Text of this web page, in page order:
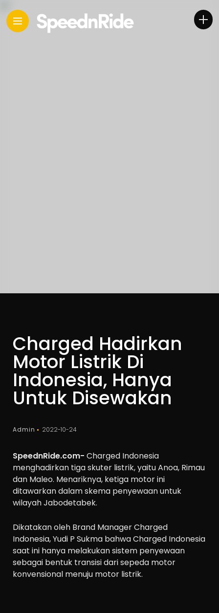
Charged Hadirkan
Motor Listrik Di
Indonesia, Hanya
Untuk Disewakan
Admin 2022-10-24
SpeednRide.com- Charged Indonesia
menghadirkan tiga skuter listrik, yaitu Anoa, Rimau
dan Maleo. Menariknya, ketiga motor ini
ditawarkan dalam skema penyewaan untuk
wilayah Jabodetabek.
Dikatakan oleh Brand Manager Charged
Indonesia, Yudi P Sukma bahwa Charged Indonesia
saat ini hanya melakukan sistem penyewaan
sebagai bentuk transisi dari sepeda motor
konvensional menuju motor listrik.